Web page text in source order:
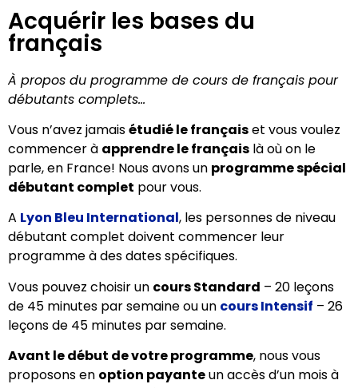
Acquérir les bases du
français
À propos du programme de cours de français pour
débutants complets…
Vous n’avez jamaisétudié le françaiset vous voulez
commencer à apprendre le français là où on le
parle, en France! Nous avons un programme spécial
débutant complet pour vous.
A Lyon Bleu International, les personnes de niveau
débutant complet doivent commencer leur
programme à des dates spécifiques.
Vous pouvez choisir un cours Standard – 20 leçons
de 45 minutes par semaine ou un cours Intensif – 26
leçons de 45 minutes par semaine.
Avant le début de votre programme, nous vous
proposons en option payanteun accès d’un mois à